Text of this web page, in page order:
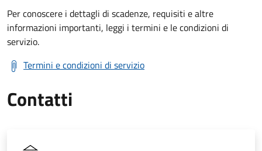
Per conoscere i dettagli di scadenze, requisiti e altre
informazioni importanti, leggi i termini e le condizioni di
servizio.
Termini e condizioni di servizio
Contatti